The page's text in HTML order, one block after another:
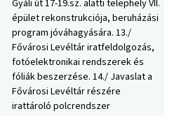
Gyáli út 17-19.sz. alatti telephely VII.
épület rekonstrukciója, beruházási
program jóváhagyására. 13./
Fővárosi Levéltár iratfeldolgozás,
fotóelektronikai rendszerek és
fóliák beszerzése. 14./ Javaslat a
Fővárosi Levéltár részére
irattároló polcrendszer